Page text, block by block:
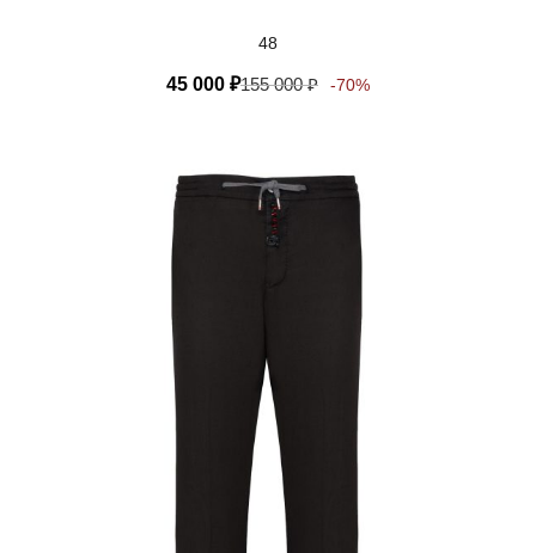
48
45 000 ₽155 000₽ -70%